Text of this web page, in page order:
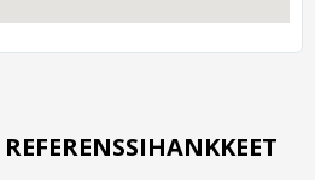
REFERENSSIHANKKEET